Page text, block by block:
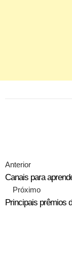
Anterior
Canais para
Próximo
Principais prêmios